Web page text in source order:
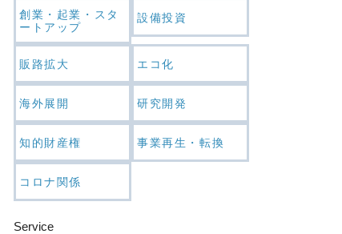
創業・起業・スタ
ートアップ
設備投資
販路拡大 エコ化
海外展開 研究開発
知的財産権 事業再生・転換
コロナ関係
Service